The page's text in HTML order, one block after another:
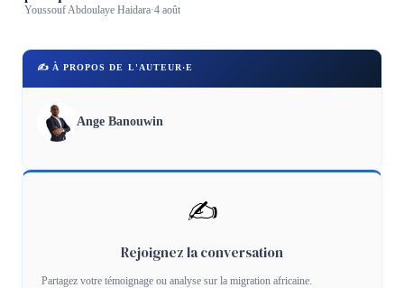
Youssouf Abdoulaye Haidara·4 août
✍️ À PROPOS DE L'AUTEUR·E
Ange Banouwin
✍️
Rejoignez la conversation
Partagez votre témoignage ou analyse sur la migration africaine.